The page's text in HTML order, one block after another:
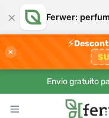
× Ferwer:
×
⚡
Envio gratuito